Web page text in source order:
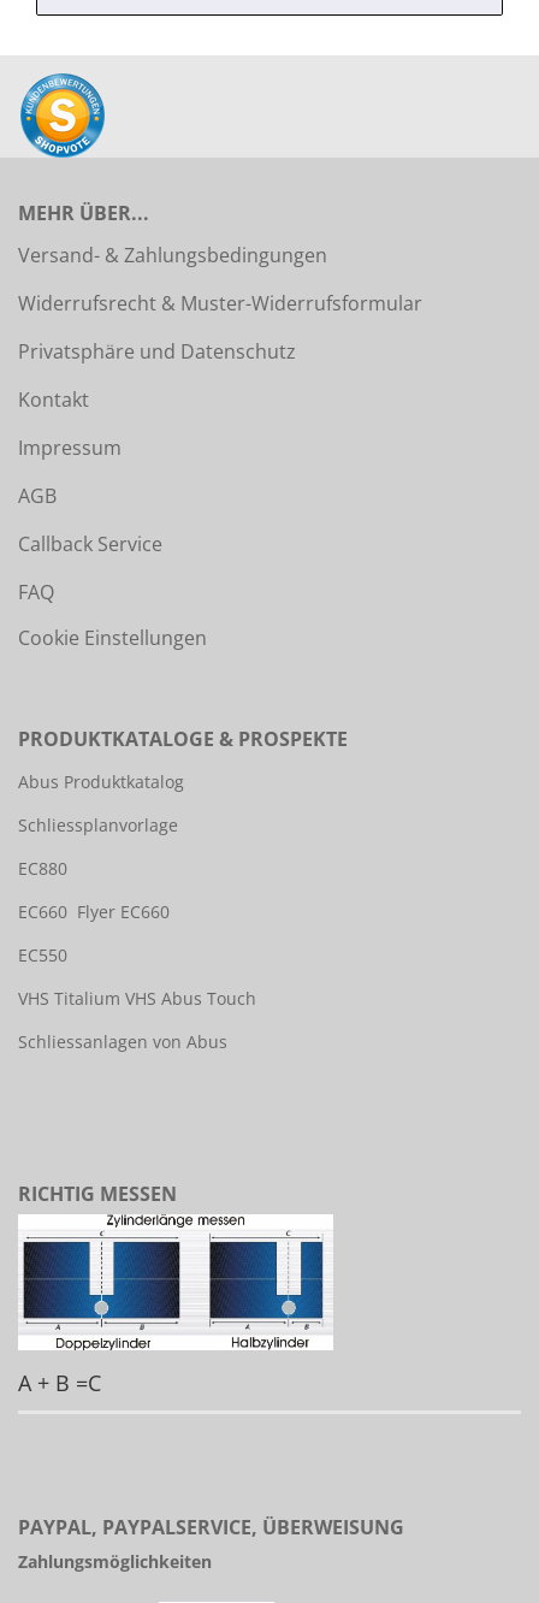
MEHR ÜBER...
Versand- & Zahlungsbedingungen
Widerrufsrecht & Muster-Widerrufsformular
Privatsphäre und Datenschutz
Kontakt
Impressum
AGB
Callback Service
FAQ
Cookie Einstellungen
PRODUKTKATALOGE & PROSPEKTE
Abus Produktkatalog
Schliessplanvorlage
EC880
EC660 Flyer EC660
EC550
VHS Titalium VHS Abus Touch
Schliessanlagen von Abus
RICHTIG MESSEN
A + B =C
PAYPAL, PAYPALSERVICE, ÜBERWEISUNG
Zahlungsmöglichkeiten